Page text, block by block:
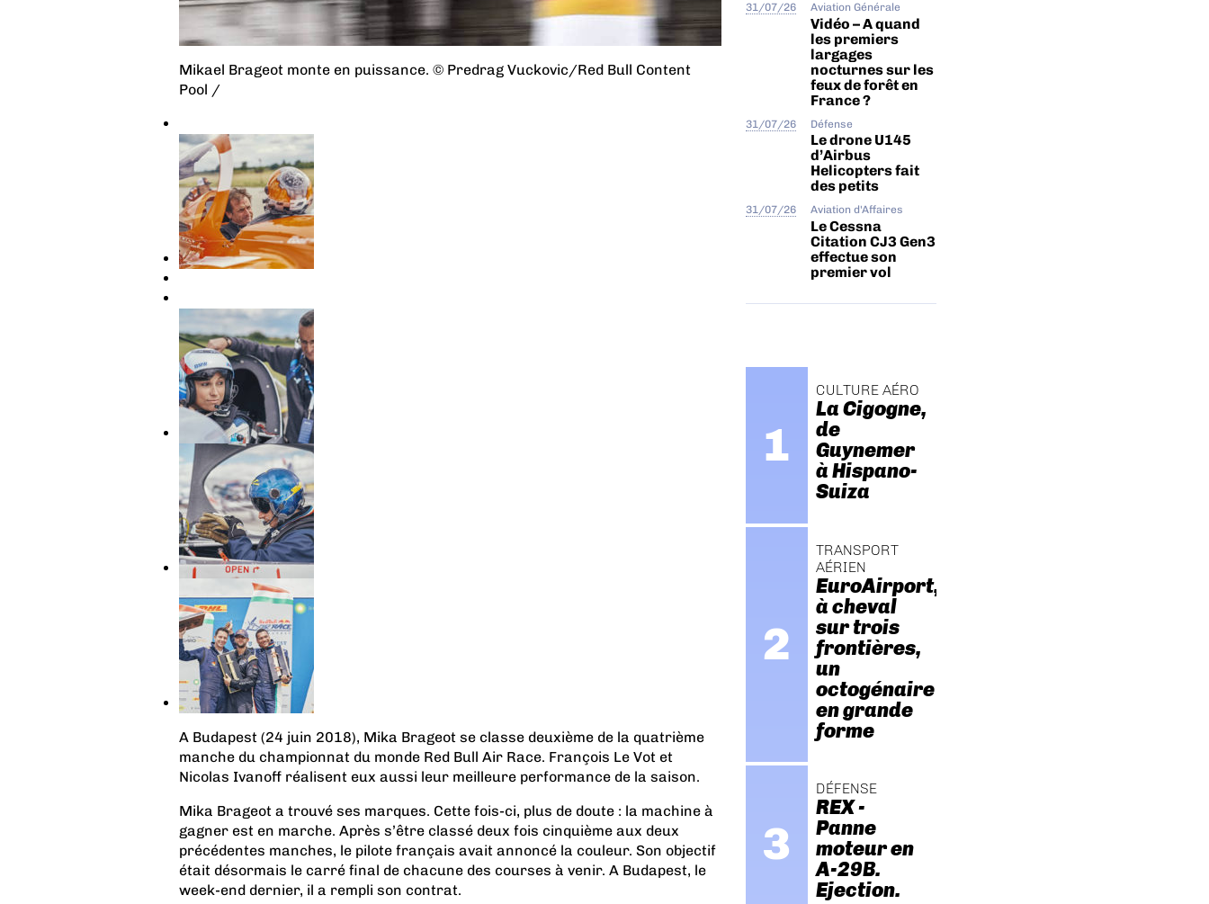
Mikael Brageot monte en puissance. © Predrag Vuckovic/Red Bull Content
Pool /
A Budapest (24 juin 2018), Mika Brageot se classe deuxième de la quatrième
manche du championnat du monde Red Bull Air Race. François Le Vot et
Nicolas Ivanoff réalisent eux aussi leur meilleure performance de la saison.
Mika Brageot a trouvé ses marques. Cette fois-ci, plus de doute : la machine à
gagner est en marche. Après s’être classé deux fois cinquième aux deux
précédentes manches, le pilote français avait annoncé la couleur. Son objectif
était désormais le carré final de chacune des courses à venir. A Budapest, le
week-end dernier, il a rempli son contrat.
31/07/26 Aviation Générale
Vidéo – A quand
les premiers
largages
nocturnes sur les
feux de forêt en
France ?
31/07/26 Défense
Le drone U145
d’Airbus
Helicopters fait
des petits
31/07/26 Aviation d'Affaires
Le Cessna
Citation CJ3 Gen3
effectue son
premier vol
CULTURE AÉRO
La Cigogne,
de
Guynemer
à Hispano-
Suiza
TRANSPORT
AÉRIEN
EuroAirport,
à cheval
sur trois
frontières,
un
octogénaire
en grande
forme
DÉFENSE
REX -
Panne
moteur en
A-29B.
Ejection.